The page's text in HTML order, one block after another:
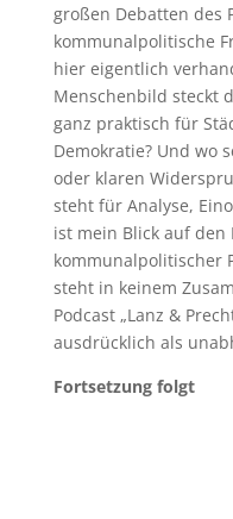
großen Debatten des
kommunalpolitische
hier eigentlich
Menschenbild steckt
ganz praktisch für
Demokratie? Und wo
oder klaren
steht für Analyse,
ist mein Blick auf den
kommunalpolitischer
steht in keinem
Podcast „Lanz &
ausdrücklich als
Fortsetzung folgt